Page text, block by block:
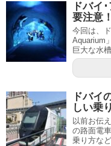
ドバイ
要注意
今回は、
Aquarium
巨大な水
ドバイ
しい乗
以前お伝
の路面電
乗り方な